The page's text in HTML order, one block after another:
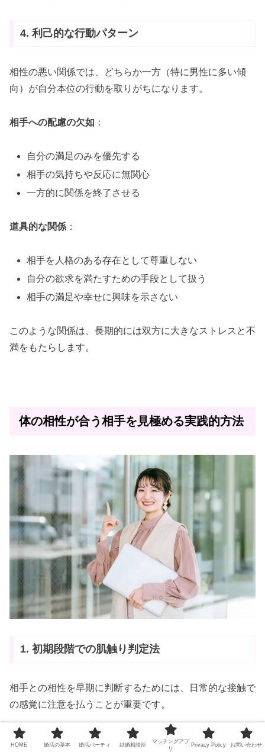
4. 利己的な行動パターン
相性の悪い関係では、どちらか一方（特に男性に多い傾
向）が自分本位の行動を取りがちになります。
相手への配慮の欠如 ：
自分の満足のみを優先する
相手の気持ちや反応に無関心
一方的に関係を終了させる
道具的な関係 ：
相手を人格のある存在として尊重しない
自分の欲求を満たすための手段として扱う
相手の満足や幸せに興味を示さない
このような関係は、長期的には双方に大きなストレスと不
満をもたらします。
体の相性が合う相手を見極める実践的方法
1. 初期段階での肌触り判定法
相手との相性を早期に判断するためには、日常的な接触で
の感覚に注意を払うことが重要です。
カジュアルな接触での確認 ：
HOME 婚活の基本 婚活パーティ 結婚相談所
マッチングアプ
リ
Privacy Policy お問い合わせ